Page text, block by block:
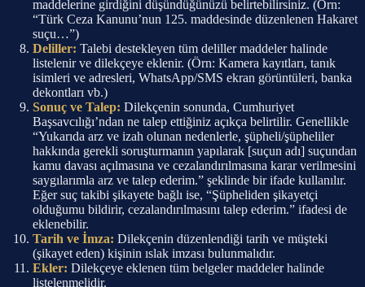
maddelerine girdiğini düşündüğünüzü belirtebilirsiniz. (Örn:
“Türk Ceza Kanunu’nun 125. maddesinde düzenlenen Hakaret
suçu…”)
Deliller: Talebi destekleyen tüm deliller maddeler halinde
listelenir ve dilekçeye eklenir. (Örn: Kamera kayıtları, tanık
isimleri ve adresleri, WhatsApp/SMS ekran görüntüleri, banka
dekontları vb.)
Sonuç ve Talep: Dilekçenin sonunda, Cumhuriyet
Başsavcılığı’ndan ne talep ettiğiniz açıkça belirtilir. Genellikle
“Yukarıda arz ve izah olunan nedenlerle, şüpheli/şüpheliler
hakkında gerekli soruşturmanın yapılarak [suçun adı] suçundan
kamu davası açılmasına ve cezalandırılmasına karar verilmesini
saygılarımla arz ve talep ederim.” şeklinde bir ifade kullanılır.
Eğer suç takibi şikayete bağlı ise, “Şüpheliden şikayetçi
olduğumu bildirir, cezalandırılmasını talep ederim.” ifadesi de
eklenebilir.
Tarih ve İmza: Dilekçenin düzenlendiği tarih ve müşteki
(şikayet eden) kişinin ıslak imzası bulunmalıdır.
Ekler: Dilekçeye eklenen tüm belgeler maddeler halinde
listelenmelidir.